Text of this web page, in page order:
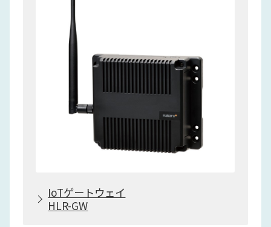
IoTゲートウェイ
HLR-GW